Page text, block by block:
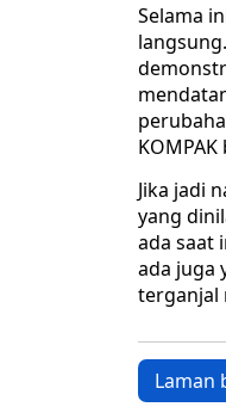
Selama
Jika jadi
yang
ada saat
ada juga
terganjal
Laman